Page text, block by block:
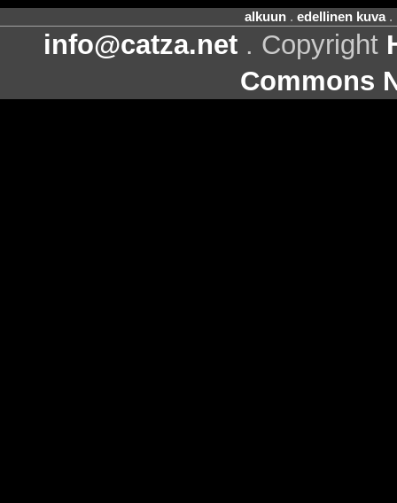
alkuun. edellinen kuva.
info@catza.net . Copyright
Commons